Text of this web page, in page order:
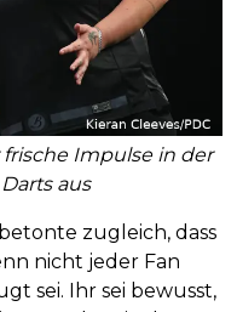
frische Impulse in der
aus
zugleich, dass
nicht jeder Fan
sei. Ihr sei bewusst,